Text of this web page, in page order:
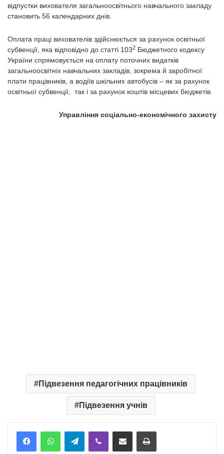
відпустки вихователя загальноосвітнього навчального закладу
становить 56 календарних днів.
Оплата праці вихователів здійснюється за рахунок освітньої
субвенції, яка відповідно до статті 1032 Бюджетного кодексу
України спрямовується на оплату поточних видатків
загальноосвітніх навчальних закладів, зокрема й заробітної
плати працівників, а водіїв шкільних автобусів – як за рахунок
освітньої субвенції, так і за рахунок коштів місцевих бюджетів.
Управління соціально-економічного захисту
Підвезення педагогічних працівників
Підвезення учнів
TelegramViber Надіслати електронною поштоюНадрукувати